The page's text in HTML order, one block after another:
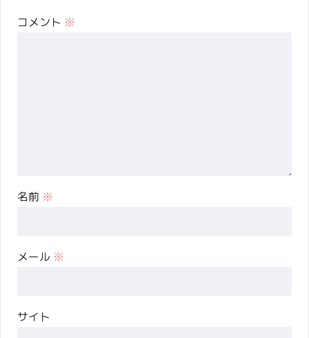
コメント ※
名前 ※
メール ※
サイト